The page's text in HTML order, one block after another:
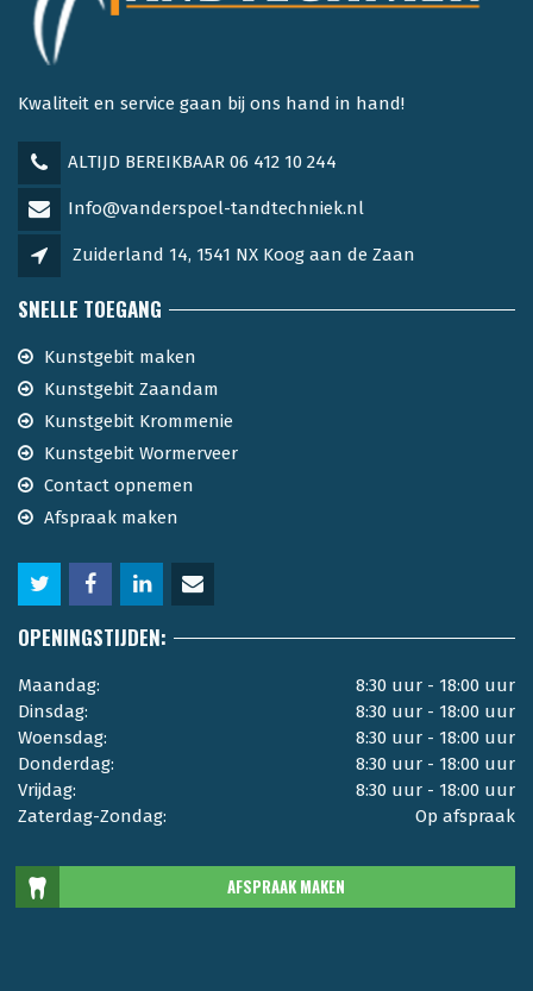
Kwaliteit en service gaan bij ons hand in hand!
ALTIJD BEREIKBAAR 06 412 10 244
Info@vanderspoel-tandtechniek.nl
Zuiderland 14, 1541 NX Koog aan de Zaan
SNELLE TOEGANG
Kunstgebit maken
Kunstgebit Zaandam
Kunstgebit Krommenie
Kunstgebit Wormerveer
Contact opnemen
Afspraak maken
OPENINGSTIJDEN:
Maandag:
8:30 uur - 18:00 uur
Dinsdag:
8:30 uur - 18:00 uur
Woensdag:
8:30 uur - 18:00 uur
Donderdag:
8:30 uur - 18:00 uur
Vrijdag:
8:30 uur - 18:00 uur
Zaterdag-Zondag:
Op afspraak
AFSPRAAK MAKEN